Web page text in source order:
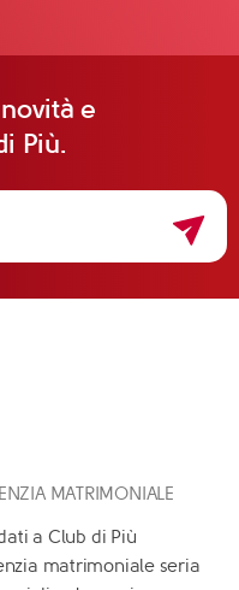
e
Più.
MATRIMONIALE
a Club di Più
matrimoniale seria